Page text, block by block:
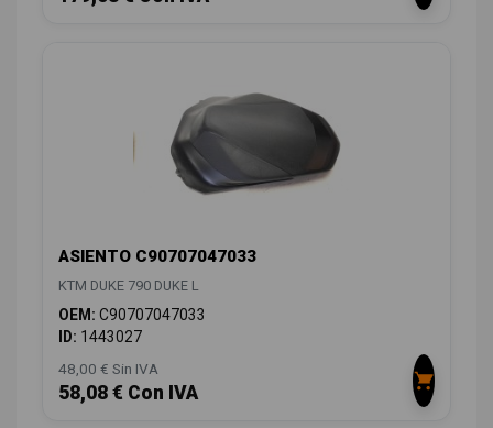
ASIENTO C90707047033
KTM DUKE 790 DUKE L
OEM: C90707047033
ID: 1443027
48,00 € Sin IVA
58,08 € Con IVA